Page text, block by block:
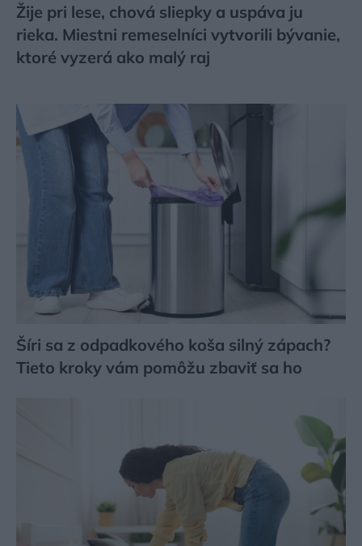
Žije pri lese, chová sliepky a uspáva ju
rieka. Miestni remeselníci vytvorili bývanie,
ktoré vyzerá ako malý raj
Šíri sa z odpadkového koša silný zápach?
Tieto kroky vám pomôžu zbaviť sa ho